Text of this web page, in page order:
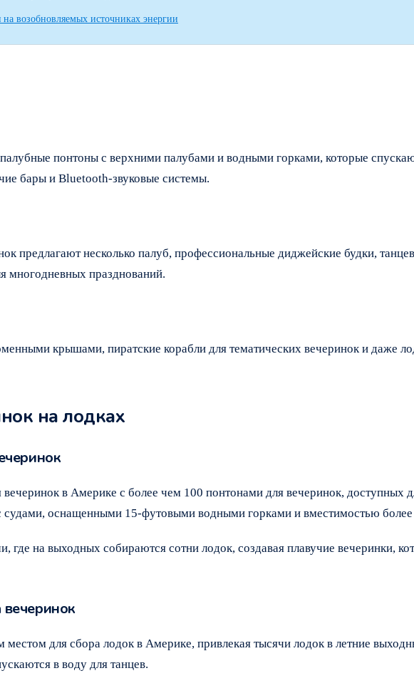
возобновляемых источниках энергии
понтоны с верхними палубами и водными горками, которые
бары и Bluetooth-звуковые системы.
предлагают несколько палуб, профессиональные диджейские будки,
многодневных празднований.
крышами, пиратские корабли для тематических вечеринок и даже
на лодках
в Америке с более чем 100 понтонами для вечеринок,
оснащенными 15-футовыми водными горками и вместимостью более
где на выходных собираются сотни лодок, создавая плавучие вечеринки,
местом для сбора лодок в Америке, привлекая тысячи лодок в летние
в воду для танцев.